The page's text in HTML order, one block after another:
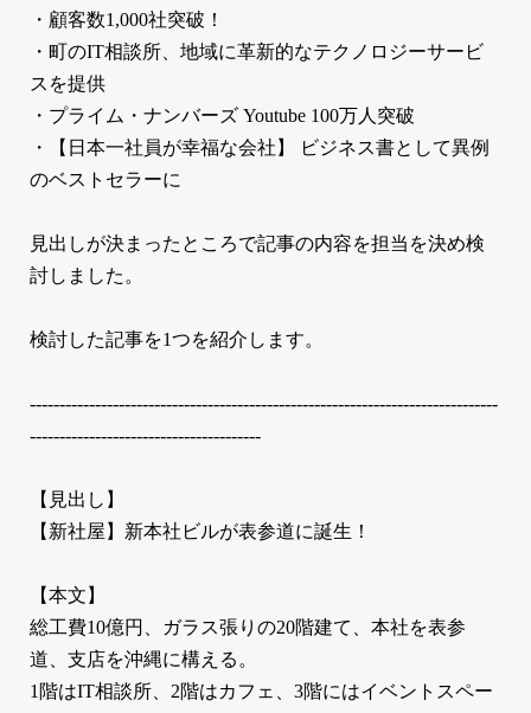
・顧客数1,000社突破！
・町のIT相談所、地域に革新的なテクノロジーサービ
スを提供
・プライム・ナンバーズ Youtube 100万人突破
・【日本一社員が幸福な会社】 ビジネス書として異例
のベストセラーに
見出しが決まったところで記事の内容を担当を決め検
討しました。
検討した記事を1つを紹介します。
-------------------------------------------------------------------------------
---------------------------------------
【見出し】
【新社屋】新本社ビルが表参道に誕生！
【本文】
総工費10億円、ガラス張りの20階建て、本社を表参
道、支店を沖縄に構える。
1階はIT相談所、2階はカフェ、3階にはイベントスペー